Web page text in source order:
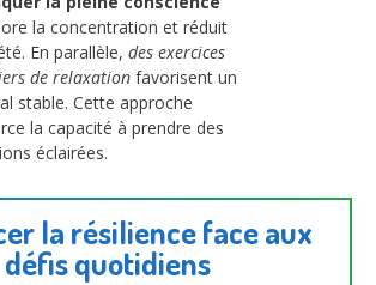
la concentration et réduit
En parallèle, des exercices
de relaxation favorisent un
stable. Cette approche
la capacité à prendre des
éclairées.
la résilience face aux
défis quotidiens